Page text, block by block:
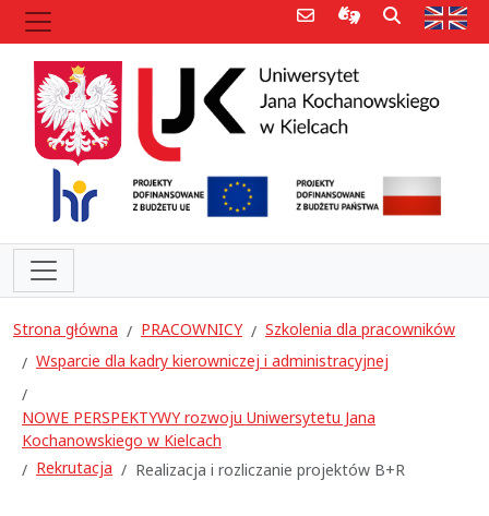
Poczta e-mailInformacje dla
Szukaj
Strona główna PRACOWNICY
Szkolenia dla pracowników
Wsparcie dla kadry kierowniczej i administracyjnej
NOWE PERSPEKTYWY rozwoju Uniwersytetu Jana
Kochanowskiego w Kielcach
Rekrutacja
Realizacja i rozliczanie projektów B+R